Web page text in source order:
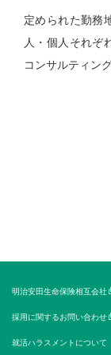
定められた勤務
人・個人それぞ
コンサルティン
明治安田生命保険相互会社
採用に関するお問い合わせ
就活ハラスメントについて